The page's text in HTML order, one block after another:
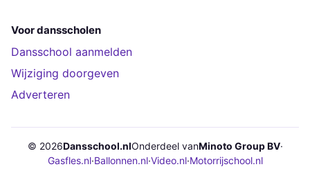
Voor dansscholen
Dansschool aanmelden
Wijziging doorgeven
Adverteren
© 2026Dansschool.nlOnderdeel vanMinoto Group BV·
Gasfles.nl·Ballonnen.nl·Video.nl·Motorrijschool.nl